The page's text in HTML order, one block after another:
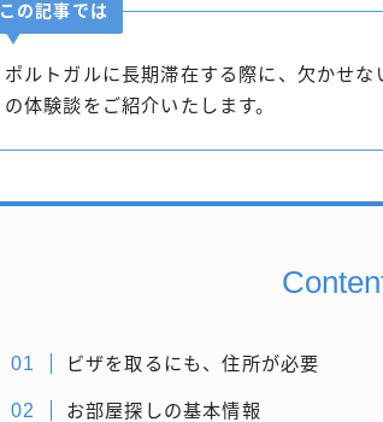
この記事では
ポルトガルに長期滞在する際に、欠かせ
の体験談をご紹介いたします。
ビザを取るにも、住所が必要
お部屋探しの基本情報